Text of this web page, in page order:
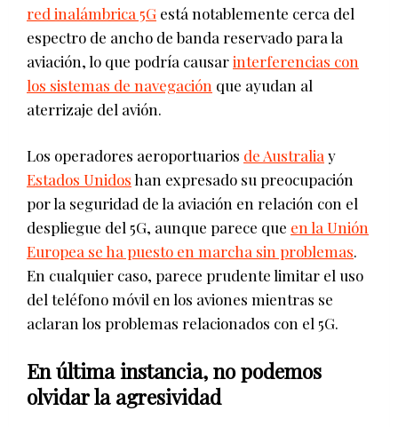
red inalámbrica 5G está notablemente cerca del
espectro de ancho de banda reservado para la
aviación, lo que podría causarinterferencias con
los sistemas de navegación que ayudan al
aterrizaje del avión.
Los operadores aeroportuarios de Australia y
Estados Unidoshan expresado su preocupación
por la seguridad de la aviación en relación con el
despliegue del 5G, aunque parece que en la Unión
Europea se ha puesto en marcha sin problemas.
En cualquier caso, parece prudente limitar el uso
del teléfono móvil en los aviones mientras se
aclaran los problemas relacionados con el 5G.
En última instancia, no podemos
olvidar la agresividad